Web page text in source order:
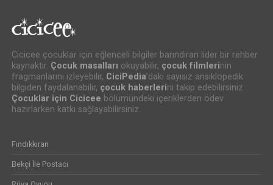
Cicicee çocuklar için eğlenceli bilgiler barındıran lider bir rehber
kaynaktır. Çocuk masalları okuyabilir, çocuk filmlerinin
fragmanlarını izleyebilir, CiciPedia’daki sayısız ansiklopedik
bilgiden faydalanabilir, çocuk haberlerini takip edebilirsiniz.
Çocuklar için Cicicee bölümündeki içeriklerden ödev
hazırlarken katkı sağlayabilirsiniz.
Fındıkkıran
Bekçi İle Postacı